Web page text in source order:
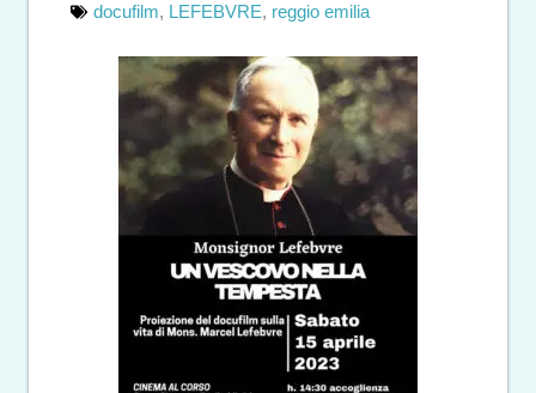
docufilm, LEFEBVRE, reggio emilia